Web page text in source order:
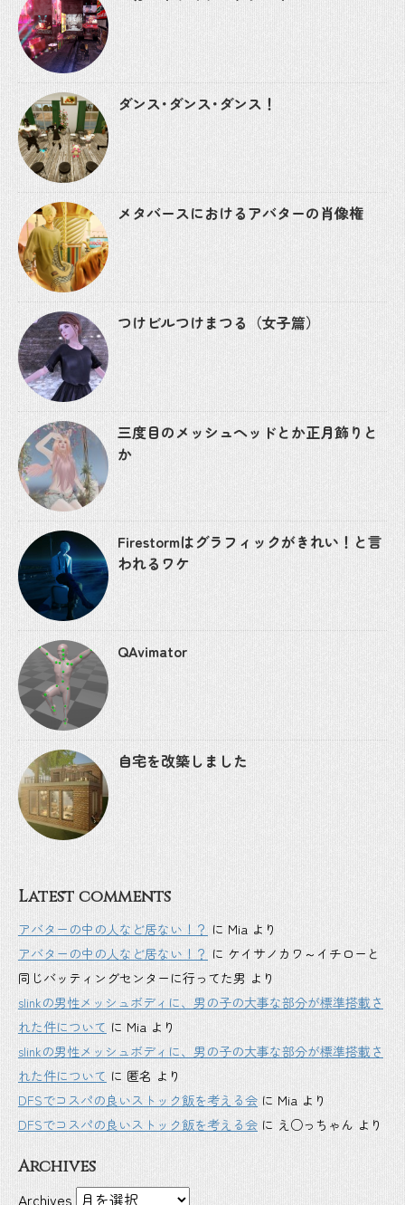
ダンス･ダンス･ダンス！
メタバースにおけるアバターの肖像権
つけビルつけまつる（女子篇）
三度目のメッシュヘッドとか正月飾りと
か
Firestormはグラフィックがきれい！と言
われるワケ
QAvimator
自宅を改築しました
Latest comments
アバターの中の人など居ない！？ に Mia より
アバターの中の人など居ない！？ に ケイサノカワ～イチローと
同じバッティングセンターに行ってた男 より
slinkの男性メッシュボディに、男の子の大事な部分が標準搭載さ
れた件について に Mia より
slinkの男性メッシュボディに、男の子の大事な部分が標準搭載さ
れた件について に 匿名 より
DFSでコスパの良いストック飯を考える会 に Mia より
DFSでコスパの良いストック飯を考える会 に え○っちゃん より
Archives
Archives